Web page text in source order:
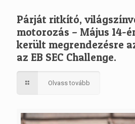
Párját ritkító,
motorozás – Május 14-
került megrendezésre
az EB SEC Challenge.
Olvass tovább